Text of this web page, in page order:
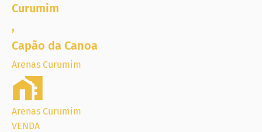
Curumim
,
Capão da Canoa
Arenas Curumim
Arenas Curumim
VENDA